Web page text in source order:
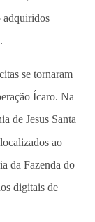
adquiridos
se tornaram
Ícaro. Na
de Jesus Santa
ao
da Fazenda do
digitais de